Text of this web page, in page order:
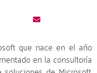
que nace en el año
en la consultoría